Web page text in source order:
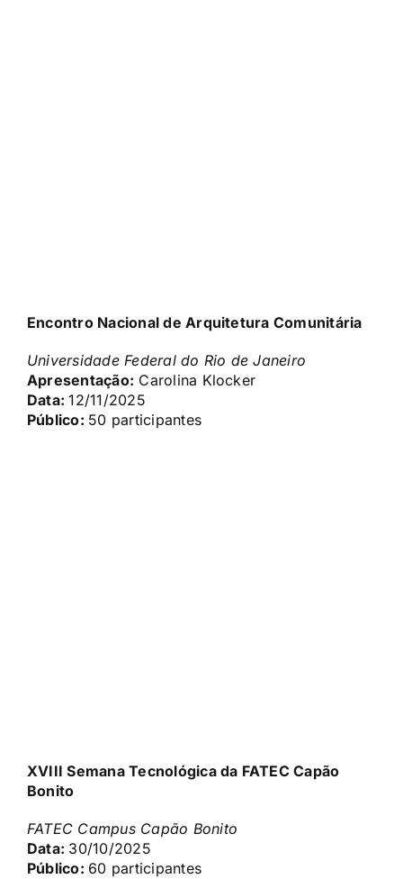
Encontro Nacional de Arquitetura Comunitária
Universidade Federal do Rio de Janeiro
Apresentação: Carolina Klocker
Data:12/11/2025
Público: 50 participantes
XVIII Semana Tecnológica da FATEC Capão
Bonito
FATEC Campus Capão Bonito
Data: 30/10/2025
Público: 60 participantes